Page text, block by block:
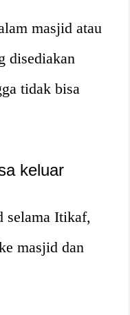
masjid atau
disediakan
tidak bisa
keluar
selama Itikaf,
masjid dan